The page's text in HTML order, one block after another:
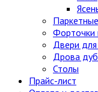
Форточки
Двери
Дрова
Столы
Прайс-лист